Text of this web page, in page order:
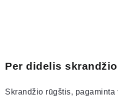
Per didelis
Skrandžio rūgštis,